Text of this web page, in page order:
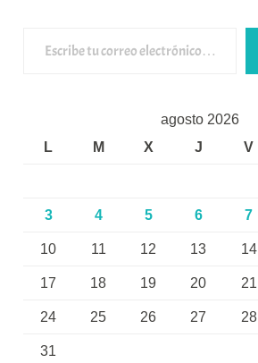
agosto 2026
L
M X J V
3 4 5 6 7
10 11 12 13 14
17 18 19 20 21
24 25 26 27 28
31